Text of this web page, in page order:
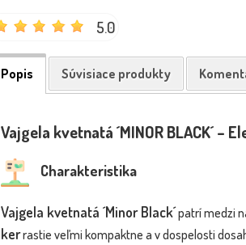
5.0
Popis Súvisiace produkty
Vajgela kvetnatá ´MINOR BLACK´
Charakteristika
Vajgela kvetnatá ´Minor Black´patrí medzi
kerrastie veľmi kompaktne a v dospelosti